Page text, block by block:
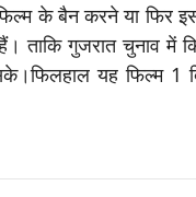
के बैन करने या फिर
ताकि गुजरात चुनाव में
यह फिल्म 1